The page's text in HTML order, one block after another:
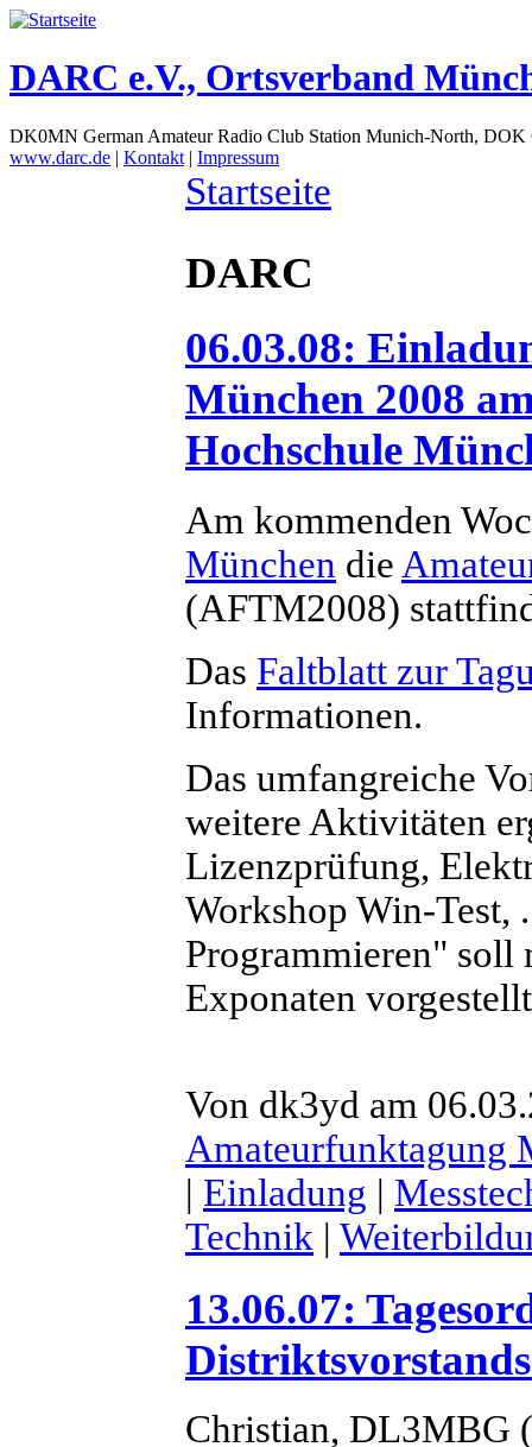
DARC e.V., Ortsverband
DK0MN German Amateur Radio Club Station Munich-North,
www.darc.de | Kontakt | Impressum
Startseite
DARC
06.03.08:
München 2008
Hochschule
Am kommenden
München die
(AFTM2008)
Das Faltblatt zur
Informationen.
Das umfangreiche
weitere Aktivitäten
Lizenzprüfung,
Workshop Win-Test,
Programmieren" soll
Exponaten
Von dk3yd am
Amateurfunktagung
| Einladung |
Technik |
13.06.07:
Christian, DL3MBG